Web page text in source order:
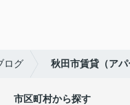
ログ 秋田市賃貸（ア
市区町村から探す